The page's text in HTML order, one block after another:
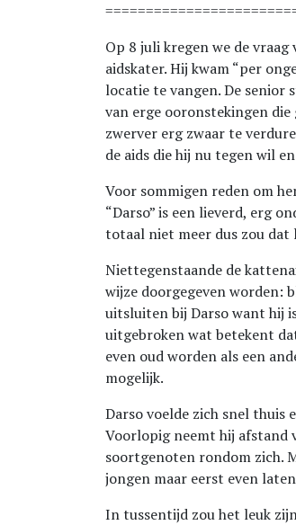
Op 8 juli kregen we de
aidskater. Hij kwam “per
locatie te vangen. De senior
van erge ooronstekingen
zwerver erg zwaar te
de aids die hij nu tegen wil
Voor sommigen reden om
“Darso” is een lieverd, erg
totaal niet meer dus zou
Niettegenstaande de
wijze doorgegeven worden:
uitsluiten bij Darso want hij
uitgebroken wat betekent
even oud worden als een
mogelijk.
Darso voelde zich snel thuis
Voorlopig neemt hij afstand
soortgenoten rondom zich.
jongen maar eerst even
In tussentijd zou het leuk